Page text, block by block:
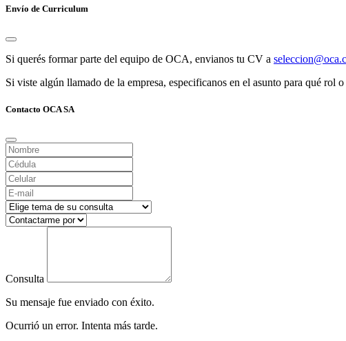
Envío de Curriculum
Si querés formar parte del equipo de OCA, envianos tu CV a
Si viste algún llamado de la empresa, especificanos en el asunto para qué rol o
Contacto OCA SA
Consulta
Su mensaje fue enviado con éxito.
Ocurrió un error. Intenta más tarde.